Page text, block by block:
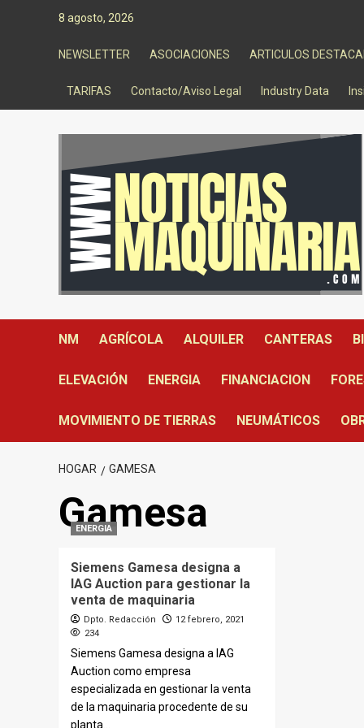
8 agosto, 2026
NEWSLETTER ASOCIACIONES ARTICULOS
TARIFAS Contacto/Aviso Legal Industry Data
NM AGRÍCOLA ALQUILER CANTERAS
ELEVACIÓN ENERGIA FINANCIACION
MOVIMIENTO DE TIERRAS NEUMÁTICOS
HOGAR GAMESA
Gamesa
ENERGIA
Siemens Gamesa designa a
IAG Auction para gestionar la
venta de maquinaria
Dpto. Redacción
12 febrero, 2021
234
Siemens Gamesa designa a IAG
Auction como empresa
especializada en gestionar la venta
de la maquinaria procedente de su
planta...